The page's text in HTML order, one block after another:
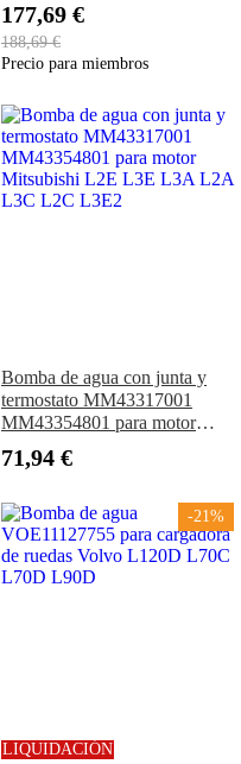
EC200 EC230B EC300
Cargadora L90B L70D L120
L120C
177,69 €
188,69 €
Precio para miembros
Bomba de agua con junta y
termostato MM43317001
MM43354801 para motor
L2A L3C L2C L3E2
71,94 €
-21%
LIQUIDACIÓN